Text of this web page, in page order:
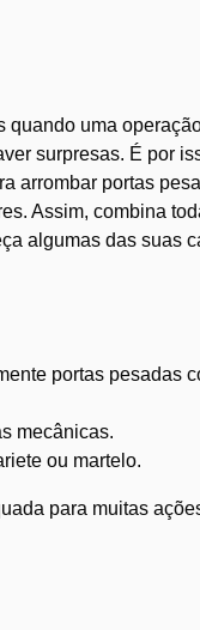
uma
surpresas. É por
arrombar portas
Assim, combina
algumas das suas
portas pesadas
mecânicas.
ou martelo.
para muitas